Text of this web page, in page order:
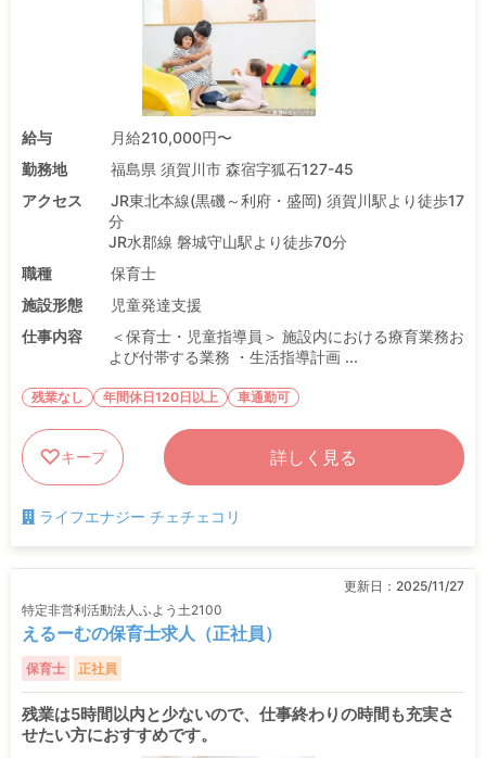
給与
月給210,000円〜
勤務地
福島県 須賀川市 森宿字狐石127-45
アクセス
JR東北本線(黒磯～利府・盛岡) 須賀川駅より徒歩17
分
JR水郡線 磐城守山駅より徒歩70分
職種
保育士
施設形態
児童発達支援
仕事内容
＜保育士・児童指導員＞ 施設内における療育業務お
よび付帯する業務 ・生活指導計画 ...
残業なし 年間休日120日以上 車通勤可
キープ 詳しく見る
ライフエナジー チェチェコリ
更新日： 2025/11/27
特定非営利活動法人ふよう土2100
えるーむの保育士求人（正社員）
保育士 正社員
残業は5時間以内と少ないので、仕事終わりの時間も充実さ
せたい方におすすめです。